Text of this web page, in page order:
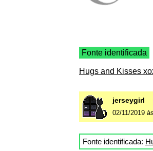
Fonte identificada
Hugs and Kisses
jerseygirl
02/11/2019
Fonte identificada: